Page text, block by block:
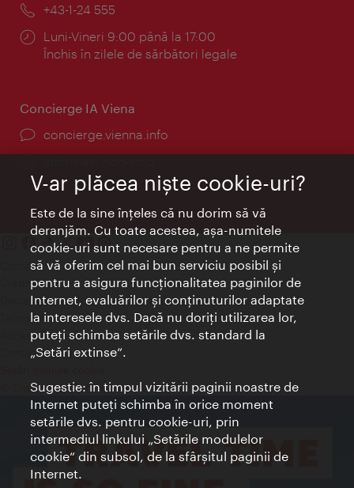
Telefon:
+43-1-24 555
Program:
Luni-Vineri 9:00 până la 17:00
Închis în zilele de sărbători legale
Concierge IA Viena
concierge.vienna.info
Contact
Credits
Declaraţie privind protecţia datelor
Terms of Use
Accesibilitate
Contact presa
© Copyright Wien Tourismus
V-ar plăcea nişte cookie-uri?
Este de la sine înţeles că nu dorim să vă
deranjăm. Cu toate acestea, aşa-numitele
cookie-uri sunt necesare pentru a ne permite
să vă oferim cel mai bun serviciu posibil şi
pentru a asigura funcţionalitatea paginilor de
Internet, evaluărilor şi conţinuturilor adaptate
la interesele dvs. Dacă nu doriţi utilizarea lor,
puteţi schimba setările dvs. standard la
„Setări extinse“.
Sugestie: în timpul vizitării paginii noastre de
Internet puteţi schimba în orice moment
setările dvs. pentru cookie-uri, prin
intermediul linkului „Setările modulelor
cookie“ din subsol, de la sfârşitul paginii de
Internet.